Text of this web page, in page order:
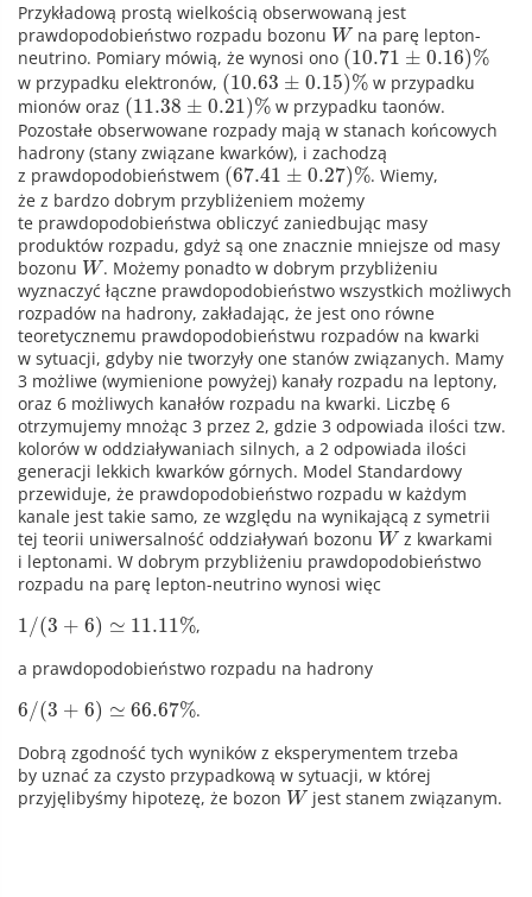
Przykładową prostą wielkością obserwowaną jest
prawdopodobieństwo rozpadu bozonu W na parę lepton-
neutrino. Pomiary mówią, że wynosi ono (10.71 ± 0.16)%
w przypadku elektronów, (10.63 ± 0.15)% w przypadku
mionów oraz (11.38 ± 0.21)% w przypadku taonów.
Pozostałe obserwowane rozpady mają w stanach końcowych
hadrony (stany związane kwarków), i zachodzą
z prawdopodobieństwem (67.41 ± 0.27)%. Wiemy,
że z bardzo dobrym przybliżeniem możemy
te prawdopodobieństwa obliczyć zaniedbując masy
produktów rozpadu, gdyż są one znacznie mniejsze od masy
bozonu W. Możemy ponadto w dobrym przybliżeniu
wyznaczyć łączne prawdopodobieństwo wszystkich możliwych
rozpadów na hadrony, zakładając, że jest ono równe
teoretycznemu prawdopodobieństwu rozpadów na kwarki
w sytuacji, gdyby nie tworzyły one stanów związanych. Mamy
3 możliwe (wymienione powyżej) kanały rozpadu na leptony,
oraz 6 możliwych kanałów rozpadu na kwarki. Liczbę 6
otrzymujemy mnożąc 3 przez 2, gdzie 3 odpowiada ilości tzw.
kolorów w oddziaływaniach silnych, a 2 odpowiada ilości
generacji lekkich kwarków górnych. Model Standardowy
przewiduje, że prawdopodobieństwo rozpadu w każdym
kanale jest takie samo, ze względu na wynikającą z symetrii
tej teorii uniwersalność oddziaływań bozonu W z kwarkami
i leptonami. W dobrym przybliżeniu prawdopodobieństwo
rozpadu na parę lepton-neutrino wynosi więc
1/(3 + 6) ≃ 11.11%,
a prawdopodobieństwo rozpadu na hadrony
6/(3 + 6) ≃ 66.67%.
Dobrą zgodność tych wyników z eksperymentem trzeba
by uznać za czysto przypadkową w sytuacji, w której
przyjęlibyśmy hipotezę, że bozon W jest stanem związanym.